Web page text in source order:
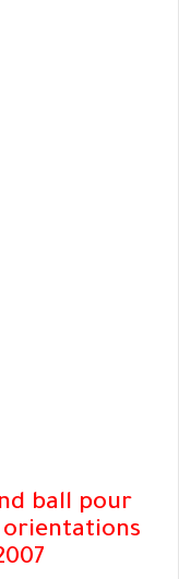
ball pour
orientations